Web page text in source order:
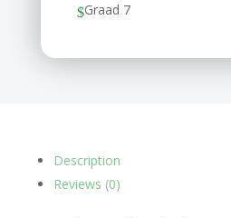
$Graad 7
Description
Reviews (0)